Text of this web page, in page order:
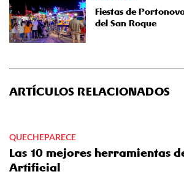
Fiestas de
del San Roque
ARTÍCULOS RELACIONADOS
QUECHEPARECE
Las 10 mejores herramientas
Artificial